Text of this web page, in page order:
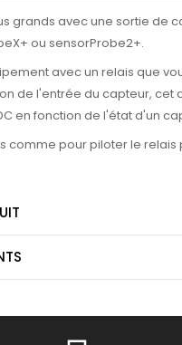
grands avec une sortie de
ou sensorProbe2+.
avec un relais que
de l'entrée du capteur, cet
en fonction de l'état d'un
comme pour piloter le relais